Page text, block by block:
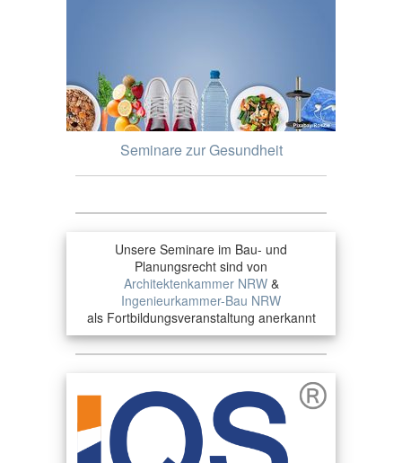
Seminare zur Gesundheit
Unsere Seminare im Bau- und
Planungsrecht sind von
Architektenkammer NRW&
Ingenieurkammer-Bau NRW
als Fortbildungsveranstaltung anerkannt